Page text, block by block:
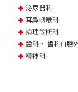
泌尿器科
耳鼻咽喉科
病理診断科
歯科・ 歯科口腔
精神科